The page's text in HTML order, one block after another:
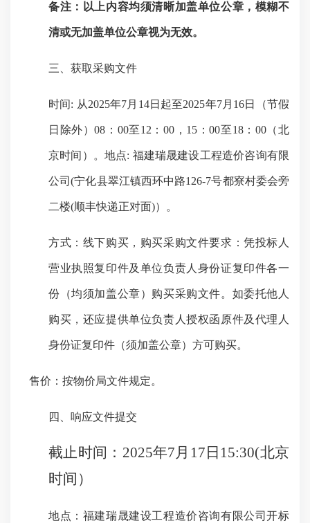
备注：以上内容均须清晰加盖单位公章，模糊不
清或无加盖单位公章视为无效。
三、获取采购文件
时间: 从2025年7月14日起至2025年7月16日 （节假
日除外）08：00至12：00，15：00至18：00（北
京时间）。地点: 福建瑞晟建设工程造价咨询有限
公司(宁化县翠江镇西环中路126-7号都寮村委会旁
二楼(顺丰快递正对面)）。
方式：线下购买，购买采购文件要求：凭投标人
营业执照复印件及单位负责人身份证复印件各一
份（均须加盖公章）购买采购文件。如委托他人
购买，还应提供单位负责人授权函原件及代理人
身份证复印件（须加盖公章）方可购买。
售价：按物价局文件规定。
四、响应文件提交
截止时间： 2025年7月17日15:30(北京
时间）
地点：福建瑞晟建设工程造价咨询有限公司开标